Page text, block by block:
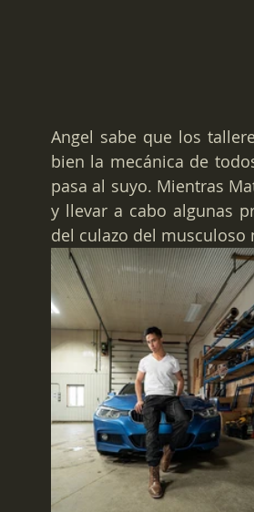
Angel sabe que los
bien la mecánica de
pasa al suyo. Mientras
y llevar a cabo algunas
del culazo del